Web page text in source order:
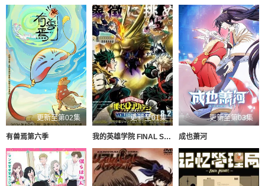
更新至第02集
有兽焉第六季
更新至01集
我的英雄学院 FINAL SEASON 特别篇
更新至第03集
成也萧河